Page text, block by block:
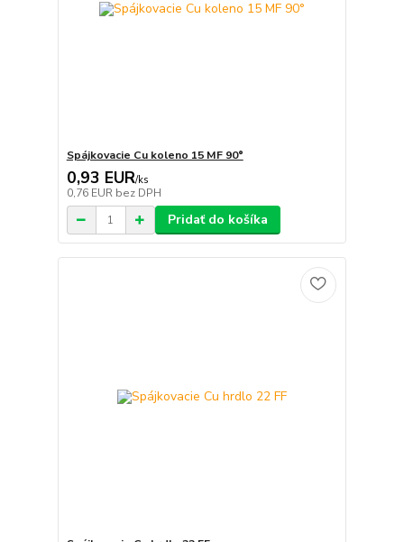
Spájkovacie Cu koleno 15 MF 90°
0,93 EUR/ks
0,76 EUR bez DPH
Pridať do košíka